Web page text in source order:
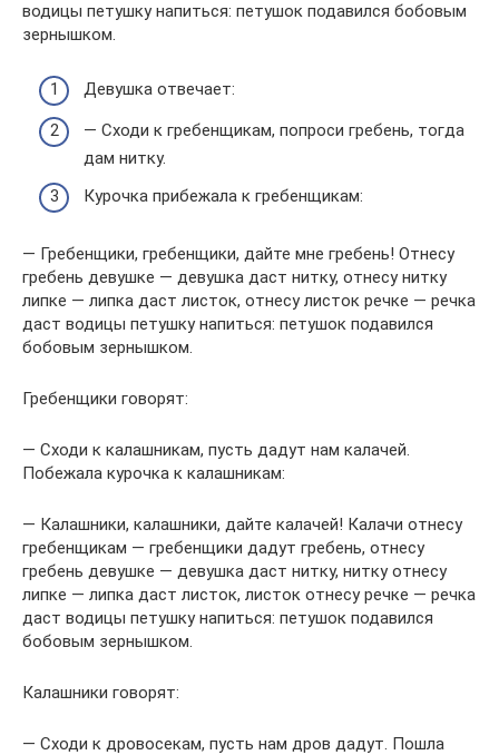
водицы петушку напиться: петушок подавился бобовым
зернышком.
Девушка отвечает:
— Сходи к гребенщикам, попроси гребень, тогда
дам нитку.
Курочка прибежала к гребенщикам:
— Гребенщики, гребенщики, дайте мне гребень! Отнесу
гребень девушке — девушка даст нитку, отнесу нитку
липке — липка даст листок, отнесу листок речке — речка
даст водицы петушку напиться: петушок подавился
бобовым зернышком.
Гребенщики говорят:
— Сходи к калашникам, пусть дадут нам калачей.
Побежала курочка к калашникам:
— Калашники, калашники, дайте калачей! Калачи отнесу
гребенщикам — гребенщики дадут гребень, отнесу
гребень девушке — девушка даст нитку, нитку отнесу
липке — липка даст листок, листок отнесу речке — речка
даст водицы петушку напиться: петушок подавился
бобовым зернышком.
Калашники говорят:
— Сходи к дровосекам, пусть нам дров дадут. Пошла